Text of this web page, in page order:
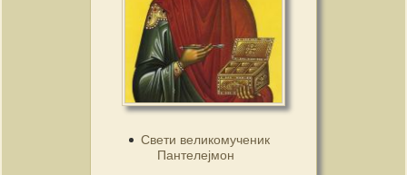
Свети великомученик
Пантелејмон